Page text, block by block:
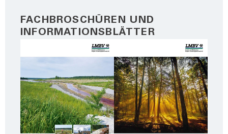
FACHBROSCHÜREN UND
INFORMATIONSBLÄTTER